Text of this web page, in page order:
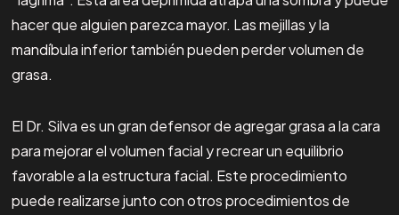
hacer que alguien parezca mayor. Las mejillas y la
mandíbula inferior también pueden perder volumen de
grasa.
El Dr. Silva es un gran defensor de agregar grasa a la cara
para mejorar el volumen facial y recrear un equilibrio
favorable a la estructura facial. Este procedimiento
puede realizarse junto con otros procedimientos de